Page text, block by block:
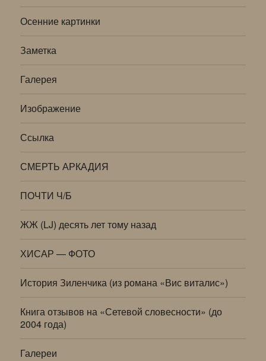
Осенние картинки
Заметка
Галерея
Изображение
Ссылка
СМЕРТЬ АРКАДИЯ
ПОЧТИ Ч/Б
ЖЖ (LJ) десять лет тому назад
ХИСАР — ФОТО
История Зиленчика (из романа «Вис виталис»)
Книга отзывов на «Сетевой словесности» (до
2004 года)
Галереи